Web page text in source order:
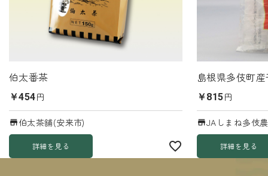
伯太番茶
￥454円
伯太茶舗(安来市)
詳細を見る
島根県多伎町
￥815円
JAしまね多伎
詳細を見る